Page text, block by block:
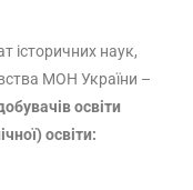
історичних наук,
МОН України –
освіти
освіти: